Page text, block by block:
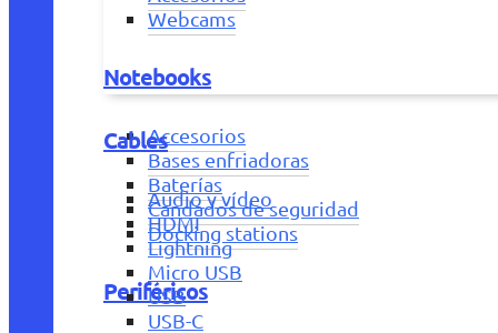
Webcams
Notebooks
Accesorios
Bases enfriadoras
Baterías
Candados de seguridad
Docking stations
Periféricos
Cables
Audio y vídeo
HDMI
Lightning
Micro USB
USB
USB-C